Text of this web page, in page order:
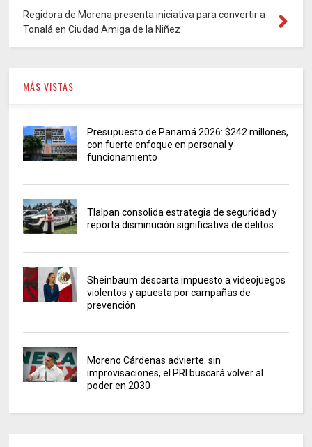
Regidora de Morena presenta iniciativa para convertir a
Tonalá en Ciudad Amiga de la Niñez
MÁS VISTAS
Presupuesto de Panamá 2026: $242 millones,
con fuerte enfoque en personal y
funcionamiento
Tlalpan consolida estrategia de seguridad y
reporta disminución significativa de delitos
Sheinbaum descarta impuesto a videojuegos
violentos y apuesta por campañas de
prevención
Moreno Cárdenas advierte: sin
improvisaciones, el PRI buscará volver al
poder en 2030